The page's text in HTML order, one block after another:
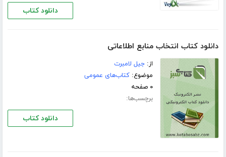
دانلود کتاب
دانلود کتاب انتخاب منابع اطلاعاتی
از:جیل لامبرت
موضوع:کتاب‌های عمومی
۰ صفحه
برچسب‌ها:
دانلود کتاب